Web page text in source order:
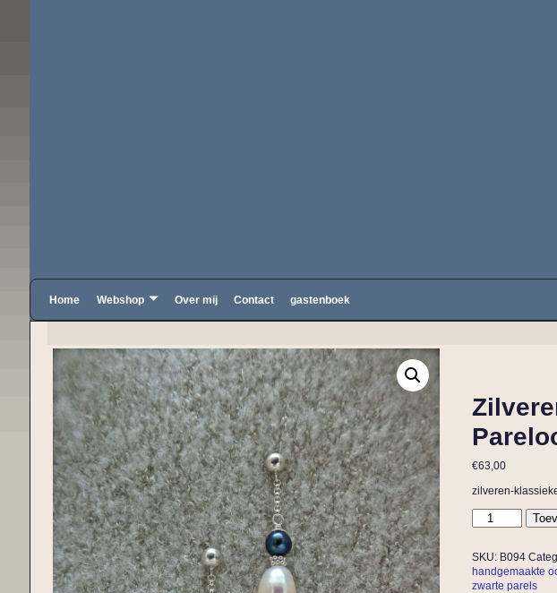
Home Webshop Over mij Contact gastenboek
€63,00
zilveren-
SKU: B094
handgemaakte
zwarte parels